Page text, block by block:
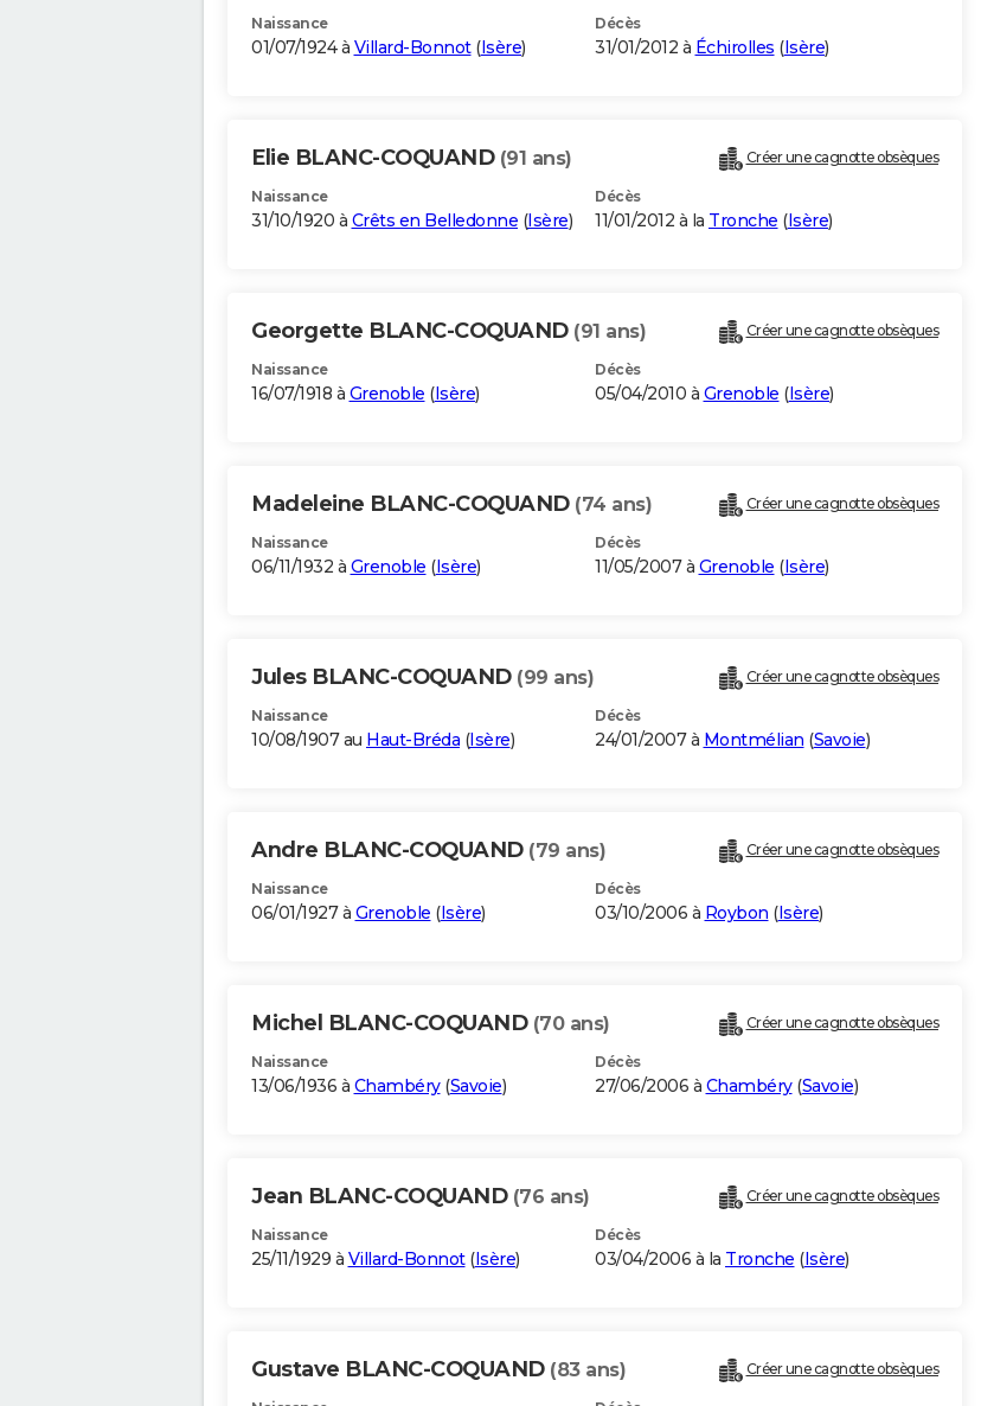
Naissance
01/07/1924 à Villard-Bonnot(Isère)
Décès
31/01/2012 à Échirolles (Isère)
Elie BLANC-COQUAND (91 ans) Créer une cagnotte obsèques
Naissance
31/10/1920 à Crêts en Belledonne (Isère)
Décès
11/01/2012 à la Tronche (Isère)
Georgette BLANC-COQUAND (91 ans) Créer une cagnotte obsèques
Naissance
16/07/1918 à Grenoble (Isère)
Décès
05/04/2010 à Grenoble (Isère)
Madeleine BLANC-COQUAND (74 ans) Créer une cagnotte obsèques
Naissance
06/11/1932 à Grenoble (Isère)
Décès
11/05/2007 à Grenoble (Isère)
Jules BLANC-COQUAND (99 ans) Créer une cagnotte obsèques
Naissance
10/08/1907 au Haut-Bréda (Isère)
Décès
24/01/2007 à Montmélian (Savoie)
Andre BLANC-COQUAND (79 ans) Créer une cagnotte obsèques
Naissance
06/01/1927 à Grenoble (Isère)
Décès
03/10/2006 à Roybon (Isère)
Michel BLANC-COQUAND (70 ans) Créer une cagnotte obsèques
Naissance
13/06/1936 à Chambéry(Savoie)
Décès
27/06/2006 à Chambéry(Savoie)
Jean BLANC-COQUAND (76 ans) Créer une cagnotte obsèques
Naissance
25/11/1929 à Villard-Bonnot(Isère)
Décès
03/04/2006 à la Tronche (Isère)
Gustave BLANC-COQUAND (83 ans) Créer une cagnotte obsèques